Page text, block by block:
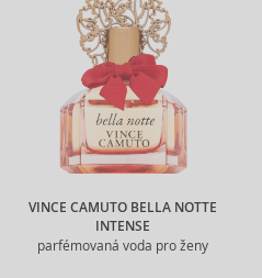
VINCE CAMUTO BELLA NOTTE
INTENSE
parfémovaná voda pro ženy